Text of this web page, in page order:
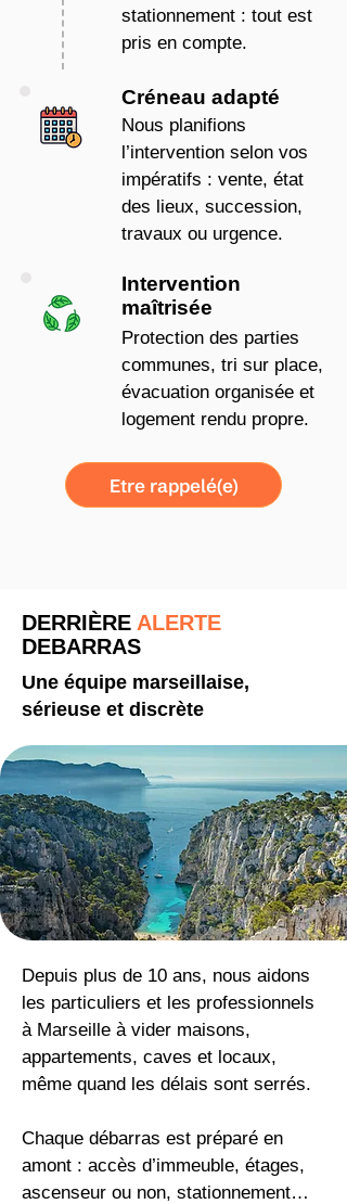
stationnement : tout est
pris en compte.
Créneau adapté
Nous planifions
l’intervention selon vos
impératifs : vente, état
des lieux, succession,
travaux ou urgence.
Intervention
maîtrisée
Protection des parties
communes, tri sur place,
évacuation organisée et
logement rendu propre.
Etre rappelé(e)
DERRIÈRE ALERTE
DEBARRAS
Une équipe marseillaise,
sérieuse et discrète
Depuis plus de 10 ans, nous aidons
les particuliers et les professionnels
à Marseille à vider maisons,
appartements, caves et locaux,
même quand les délais sont serrés.
Chaque débarras est préparé en
amont : accès d’immeuble, étages,
ascenseur ou non, stationnement…